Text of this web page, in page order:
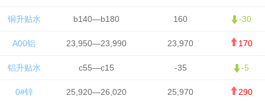
铜升贴水 b140—b180 160 -30
A00铝 23,950—23,990 23,970 170
铝升贴水 c55—c15 -35 -5
0#锌 25,920—26,020 25,970 290